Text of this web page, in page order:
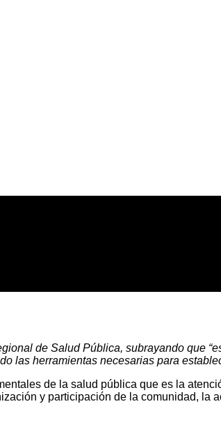
de Salud Pública, subrayando que
las herramientas necesarias para
de la salud pública que es la
y participación de la comunidad, la